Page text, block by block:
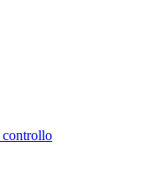
controllo